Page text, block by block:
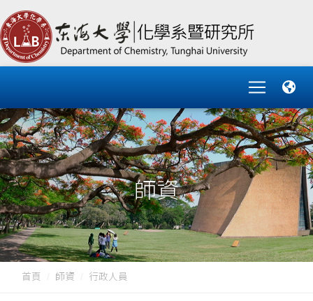
師資
首頁 師資 行政人員